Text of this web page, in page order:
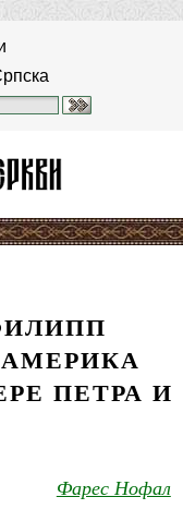
ПЕТРА И
Фарес Нофал